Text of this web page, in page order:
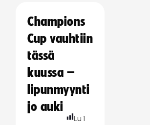
Champions
Cup vauhtiin
tässä
kuussa –
lipunmyynti
jo auki
Lu 1